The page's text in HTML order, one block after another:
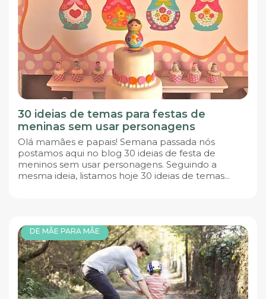
30 ideias de temas para festas de
meninas sem usar personagens
Olá mamães e papais! Semana passada nós
postamos aqui no blog 30 ideias de festa de
meninos sem usar personagens. Seguindo a
mesma ideia, listamos hoje 30 ideias de temas...
DE MÃE PARA MÃE